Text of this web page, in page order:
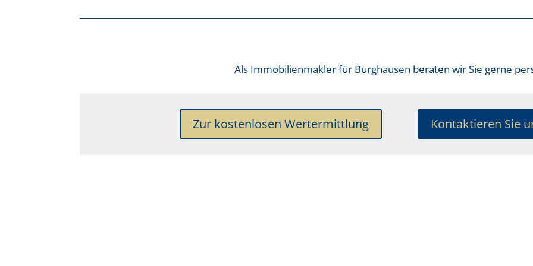
Als Immobilienmakler für Burghausen beraten wir Sie gerne
Zur kostenlosen Wertermittlung Kontaktieren Sie